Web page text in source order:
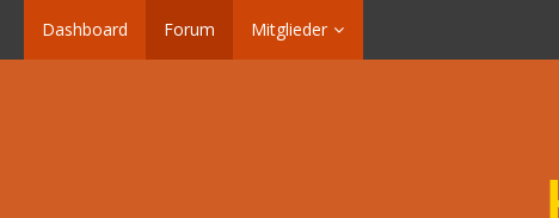
Dashboard Forum Mitglieder